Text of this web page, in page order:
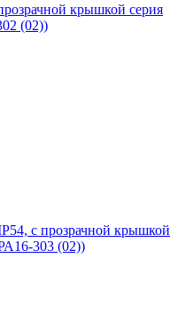
крышкой серия
(02))
с прозрачной крышкой
303 (02))